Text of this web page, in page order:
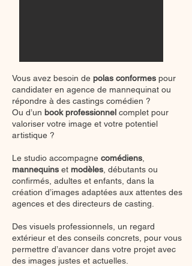
Vous avez besoin de polas conformes pour
candidater en agence de mannequinat ou
répondre à des castings comédien ?
Ou d’un book professionnel complet pour
valoriser votre image et votre potentiel
artistique ?
Le studio accompagne comédiens
mannequins et modèles , débutants ou
confirmés, adultes et enfants, dans la
création d’images adaptées aux attentes des
agences et des directeurs de casting.
Des visuels professionnels, un regard
extérieur et des conseils concrets, pour vous
permettre d’avancer dans votre projet avec
des images justes et actuelles.